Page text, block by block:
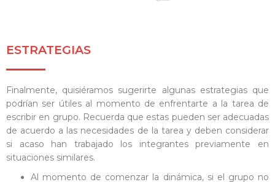
ESTRATEGIAS
Finalmente, quisiéramos sugerirte algunas estrategias que
podrían ser útiles al momento de enfrentarte a la tarea de
escribir en grupo. Recuerda que estas pueden ser adecuadas
de acuerdo a las necesidades de la tarea y deben considerar
si acaso han trabajado los integrantes previamente en
situaciones similares.
Al momento de comenzar la dinámica, si el grupo no